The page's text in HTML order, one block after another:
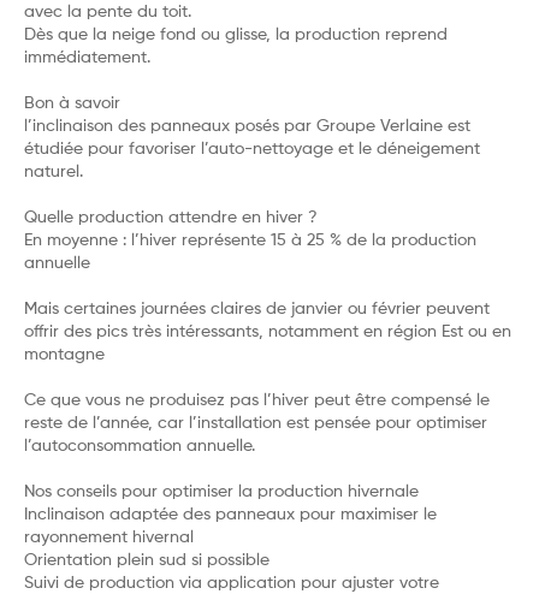
avec la pente du toit.
Dès que la neige fond ou glisse, la production reprend
immédiatement.
Bon à savoir
l’inclinaison des panneaux posés par Groupe Verlaine est
étudiée pour favoriser l’auto-nettoyage et le déneigement
naturel.
Quelle production attendre en hiver ?
En moyenne : l’hiver représente 15 à 25 % de la production
annuelle
Mais certaines journées claires de janvier ou février peuvent
offrir des pics très intéressants, notamment en région Est ou en
montagne
Ce que vous ne produisez pas l’hiver peut être compensé le
reste de l’année, car l’installation est pensée pour optimiser
l’autoconsommation annuelle.
Nos conseils pour optimiser la production hivernale
Inclinaison adaptée des panneaux pour maximiser le
rayonnement hivernal
Orientation plein sud si possible
Suivi de production via application pour ajuster votre